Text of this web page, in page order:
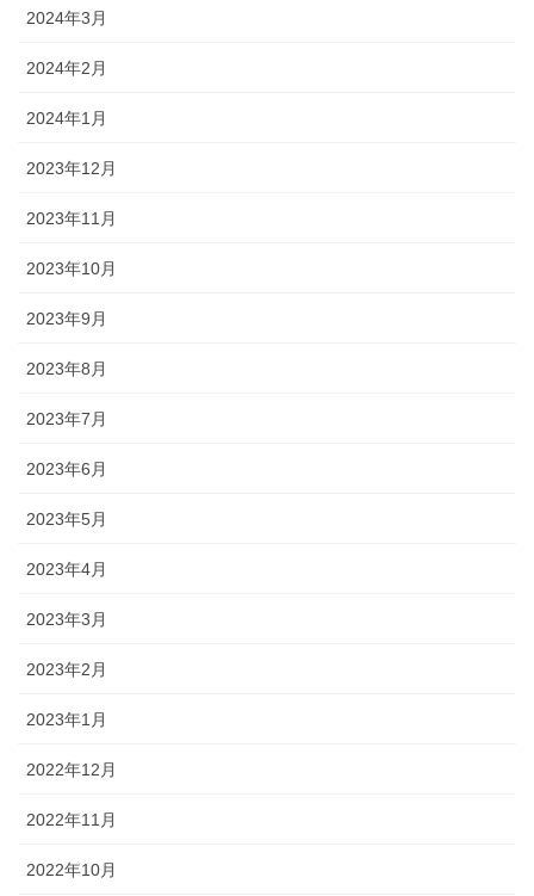
2024年3月
2024年2月
2024年1月
2023年12月
2023年11月
2023年10月
2023年9月
2023年8月
2023年7月
2023年6月
2023年5月
2023年4月
2023年3月
2023年2月
2023年1月
2022年12月
2022年11月
2022年10月